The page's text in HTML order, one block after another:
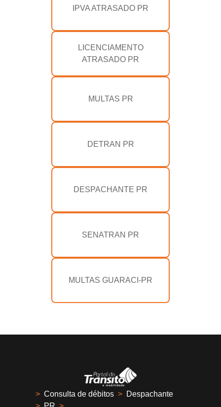
IPVA ATRASADO PR
LICENCIAMENTO
ATRASADO PR
MULTAS PR
DETRAN PR
DESPACHANTE PR
SENATRAN PR
MULTAS GUARACI-PR
> Consulta de débitos > Despachante